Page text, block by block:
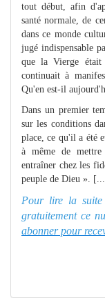
tout début, afin
santé normale, de
dans ce monde
jugé indispensable
que la Vierge était
continuait à
Qu'en est-il
Dans un premier
sur les conditions
place, ce qu'il a été
à même de
entraîner chez les
peuple de Dieu ».
Pour lire la suite
gratuitement ce
abonner pour